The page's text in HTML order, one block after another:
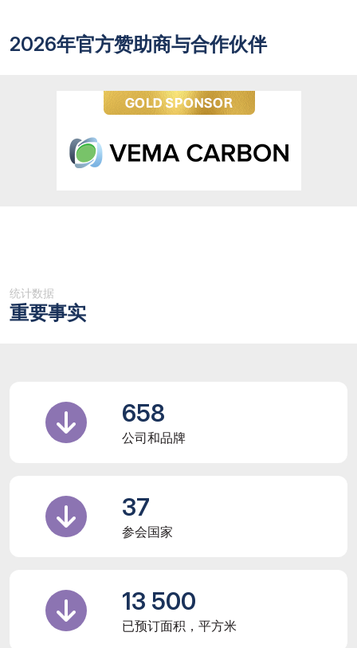
2026年官方赞助商与合作伙伴
统计数据
重要事实
658
公司和品牌
37
参会国家
13 500
已预订面积，平方米